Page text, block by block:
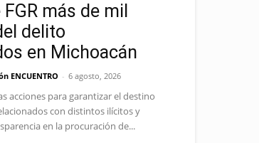
más de mil
delito
en Michoacán
ENCUENTRO - 6 agosto, 2026
acciones para garantizar el destino
con distintos ilícitos y
en la procuración de...